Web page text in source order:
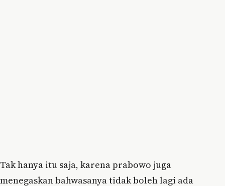
Tak hanya itu saja, karena prabowo juga
menegaskan bahwasanya tidak boleh lagi ada